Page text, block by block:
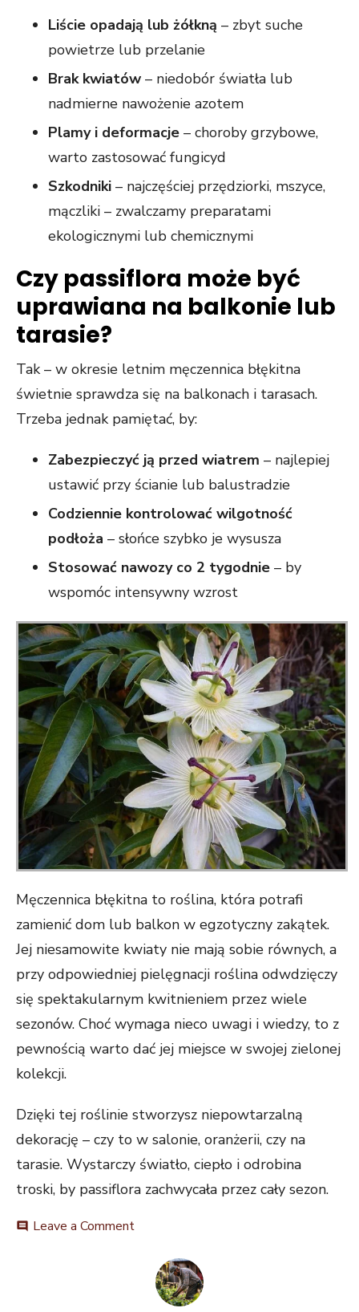
Liście opadają lub żółkną – zbyt suche
powietrze lub przelanie
Brak kwiatów – niedobór światła lub
nadmierne nawożenie azotem
Plamy i deformacje – choroby grzybowe,
warto zastosować fungicyd
Szkodniki – najczęściej przędziorki, mszyce,
mączliki – zwalczamy preparatami
ekologicznymi lub chemicznymi
Czy passiflora może być
uprawiana na balkonie lub
tarasie?
Tak – w okresie letnim męczennica błękitna
świetnie sprawdza się na balkonach i tarasach.
Trzeba jednak pamiętać, by:
Zabezpieczyć ją przed wiatrem – najlepiej
ustawić przy ścianie lub balustradzie
Codziennie kontrolować wilgotność
podłoża – słońce szybko je wysusza
Stosować nawozy co 2 tygodnie – by
wspomóc intensywny wzrost
Męczennica błękitna to roślina, która potrafi
zamienić dom lub balkon w egzotyczny zakątek.
Jej niesamowite kwiaty nie mają sobie równych, a
przy odpowiedniej pielęgnacji roślina odwdzięczy
się spektakularnym kwitnieniem przez wiele
sezonów. Choć wymaga nieco uwagi i wiedzy, to z
pewnością warto dać jej miejsce w swojej zielonej
kolekcji.
Dzięki tej roślinie stworzysz niepowtarzalną
dekorację – czy to w salonie, oranżerii, czy na
tarasie. Wystarczy światło, ciepło i odrobina
troski, by passiflora zachwycała przez cały sezon.
comment Leave a Commenton
błękitna
uprawa